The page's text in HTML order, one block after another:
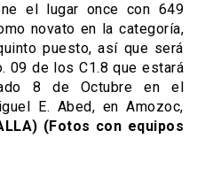
el lugar once con 649
novato en la categoría,
puesto, así que será
09 de los C1.8 que estará
8 de Octubre en el
E. Abed, en Amozoc,
(Fotos con equipos